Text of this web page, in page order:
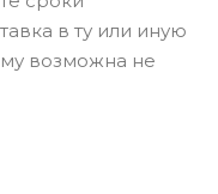
в ту или иную
возможна не